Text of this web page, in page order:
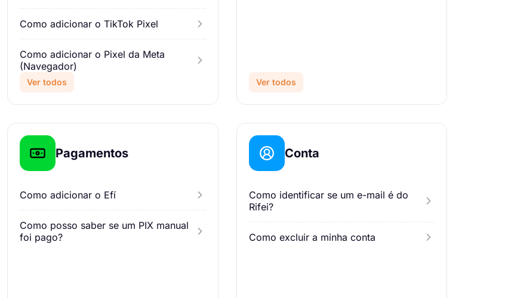
Como adicionar o TikTok Pixel
Como adicionar o Pixel da Meta
(Navegador)
Ver todos Ver todos
Pagamentos
Como adicionar o Efí
Como posso saber se um PIX manual
foi pago?
Conta
Como identificar se um e-mail é do
Rifei?
Como excluir a minha conta